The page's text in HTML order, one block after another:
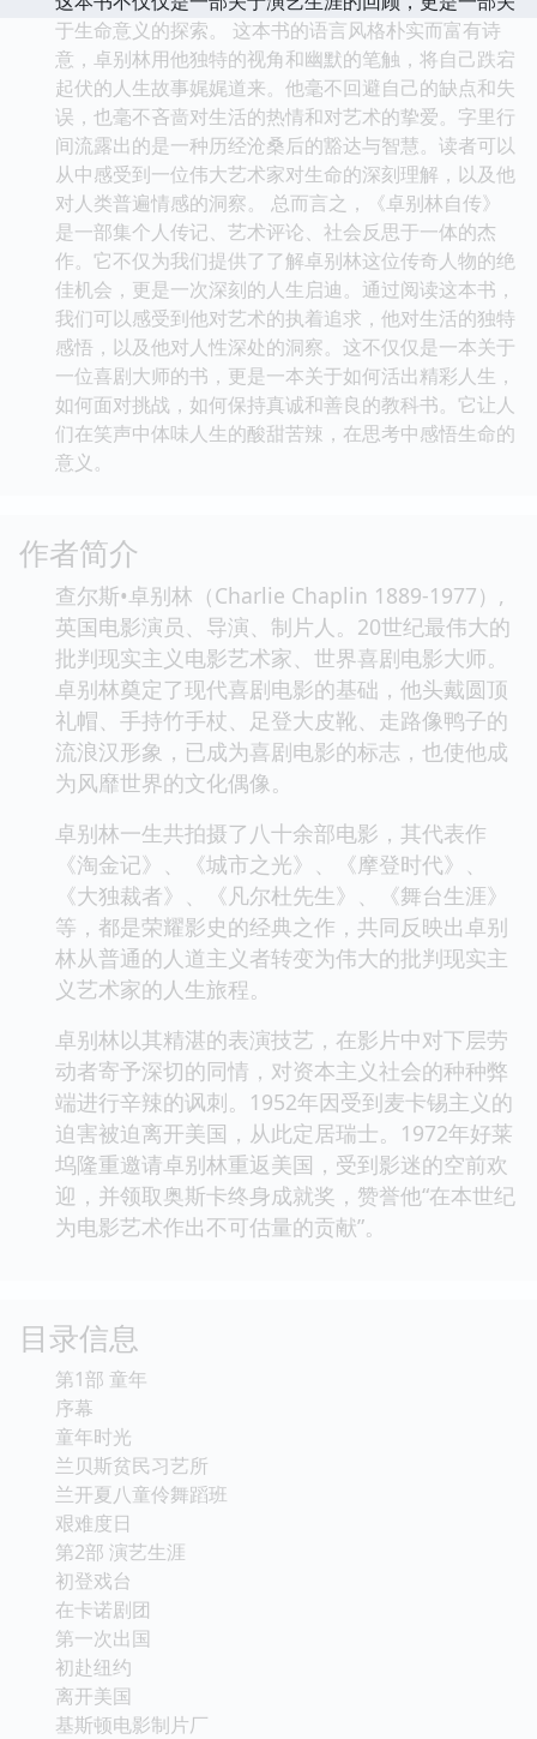
于生命意义的探索。 这本书的语言风格朴实而富有诗
意，卓别林用他独特的视角和幽默的笔触，将自己跌宕
起伏的人生故事娓娓道来。他毫不回避自己的缺点和失
误，也毫不吝啬对生活的热情和对艺术的挚爱。字里行
间流露出的是一种历经沧桑后的豁达与智慧。读者可以
从中感受到一位伟大艺术家对生命的深刻理解，以及他
对人类普遍情感的洞察。 总而言之，《卓别林自传》
是一部集个人传记、艺术评论、社会反思于一体的杰
作。它不仅为我们提供了了解卓别林这位传奇人物的绝
佳机会，更是一次深刻的人生启迪。通过阅读这本书，
我们可以感受到他对艺术的执着追求，他对生活的独特
感悟，以及他对人性深处的洞察。这不仅仅是一本关于
一位喜剧大师的书，更是一本关于如何活出精彩人生，
如何面对挑战，如何保持真诚和善良的教科书。它让人
们在笑声中体味人生的酸甜苦辣，在思考中感悟生命的
意义。
作者简介
查尔斯•卓别林（Charlie Chaplin 1889-1977）,
英国电影演员、导演、制片人。20世纪最伟大的
批判现实主义电影艺术家、世界喜剧电影大师。
卓别林奠定了现代喜剧电影的基础，他头戴圆顶
礼帽、手持竹手杖、足登大皮靴、走路像鸭子的
流浪汉形象，已成为喜剧电影的标志，也使他成
为风靡世界的文化偶像。
卓别林一生共拍摄了八十余部电影，其代表作
《淘金记》、《城市之光》、《摩登时代》、
《大独裁者》、《凡尔杜先生》、《舞台生涯》
等，都是荣耀影史的经典之作，共同反映出卓别
林从普通的人道主义者转变为伟大的批判现实主
义艺术家的人生旅程。
卓别林以其精湛的表演技艺，在影片中对下层劳
动者寄予深切的同情，对资本主义社会的种种弊
端进行辛辣的讽刺。1952年因受到麦卡锡主义的
迫害被迫离开美国，从此定居瑞士。1972年好莱
坞隆重邀请卓别林重返美国，受到影迷的空前欢
迎，并领取奥斯卡终身成就奖，赞誉他“在本世纪
为电影艺术作出不可估量的贡献”。
目录信息
第1部 童年
序幕
童年时光
兰贝斯贫民习艺所
兰开夏八童伶舞蹈班
艰难度日
第2部 演艺生涯
初登戏台
在卡诺剧团
第一次出国
初赴纽约
离开美国
基斯顿电影制片厂